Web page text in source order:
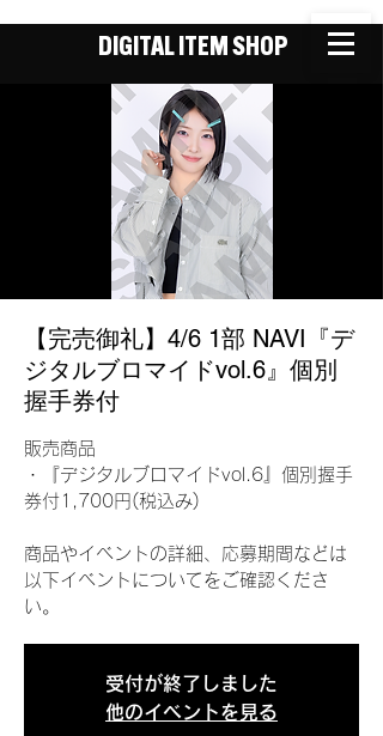
DIGITAL ITEM SHOP
【完売御礼】4/6 1部 NAVI『デ
ジタルブロマイドvol.6』個別
握手券付
販売商品
・『デジタルブロマイドvol.6』個別握手
券付1,700円(税込み)
商品やイベントの詳細、応募期間などは
以下イベントについてをご確認くださ
い。
受付が終了しました
他のイベントを見る